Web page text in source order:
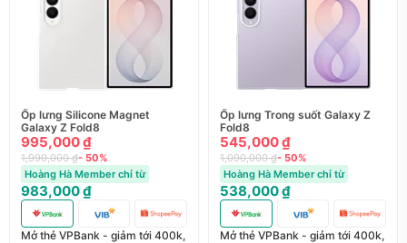
Ốp lưng Silicone Magnet
Galaxy Z Fold8
995,000 ₫
1,990,000 ₫- 50%
Hoàng Hà Member chỉ từ
983,000 ₫
Mở thẻ VPBank - giảm tới 400k,
Ốp lưng Trong suốt Galaxy Z
Fold8
545,000 ₫
1,090,000 ₫- 50%
Hoàng Hà Member chỉ từ
538,000 ₫
Mở thẻ VPBank - giảm tới 400k,